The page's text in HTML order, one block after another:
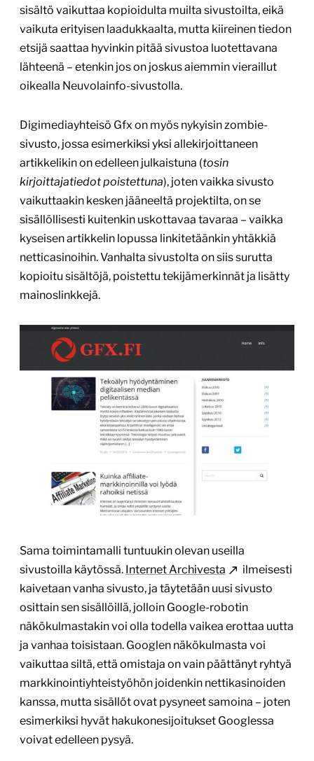
sisältö vaikuttaa kopioidulta muilta sivustoilta, eikä
vaikuta erityisen laadukkaalta, mutta kiireinen tiedon
etsijä saattaa hyvinkin pitää sivustoa luotettavana
lähteenä – etenkin jos on joskus aiemmin vieraillut
oikealla Neuvolainfo-sivustolla.
Digimediayhteisö Gfx on myös nykyisin zombie-
sivusto, jossa esimerkiksi yksi allekirjoittaneen
artikkelikin on edelleen julkaistuna (tosin
kirjoittajatiedot poistettuna), joten vaikka sivusto
vaikuttaakin kesken jääneeltä projektilta, on se
sisällöllisesti kuitenkin uskottavaa tavaraa – vaikka
kyseisen artikkelin lopussa linkitetäänkin yhtäkkiä
netticasinoihin. Vanhalta sivustolta on siis surutta
kopioitu sisältöjä, poistettu tekijämerkinnät ja lisätty
mainoslinkkejä.
Sama toimintamalli tuntuukin olevan useilla
sivustoilla käytössä. Internet Archivesta
ilmeisesti
kaivetaan vanha sivusto, ja täytetään uusi sivusto
osittain sen sisällöillä, jolloin Google-robotin
näkökulmastakin voi olla todella vaikea erottaa uutta
ja vanhaa toisistaan. Googlen näkökulmasta voi
vaikuttaa siltä, että omistaja on vain päättänyt ryhtyä
markkinointiyhteistyöhön joidenkin nettikasinoiden
kanssa, mutta sisällöt ovat pysyneet samoina – joten
esimerkiksi hyvät hakukonesijoitukset Googlessa
voivat edelleen pysyä.